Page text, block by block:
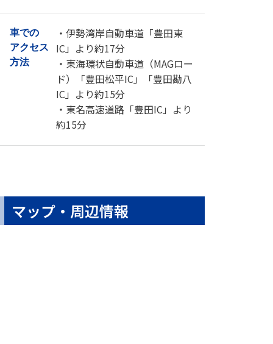
車での
アクセス
方法
・伊勢湾岸自動車道「豊田東
IC」より約17分
・東海環状自動車道（MAGロー
ド）「豊田松平IC」「豊田勘八
IC」より約15分
・東名高速道路「豊田IC」より
約15分
マップ・周辺情報